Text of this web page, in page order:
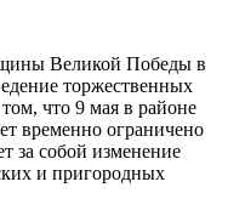
Великой Победы в
торжественных
что 9 мая в районе
временно ограничено
за собой изменение
и пригородных